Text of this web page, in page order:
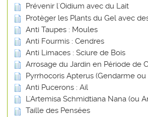
Prévenir l'Oidium avec du Lait
Protèger les Plants du Gel avec
Anti Taupes : Moules
Anti Fourmis : Cendres
Anti Limaces : Sciure de Bois
Arrosage du Jardin en Période de
Pyrrhocoris Apterus (Gendarme ou
Anti Pucerons : Ail
L'Artemisa Schmidtiana Nana (ou
Taille des Pensées